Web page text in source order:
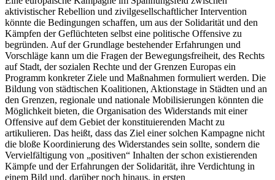
aktivistischer Rebellion und zivilgesellschaftlicher Intervention
könnte die Bedingungen schaffen, um aus der Solidarität und den
Kämpfen der Geflüchteten selbst eine politische Offensive zu
begründen. Auf der Grundlage bestehender Erfahrungen und
Vorschläge kann um die Fragen der Bewegungsfreiheit, des Rechts
auf Stadt, der sozialen Rechte und der Grenzen Europas ein
Programm konkreter Ziele und Maßnahmen formuliert werden. Die
Bildung von städtischen Koalitionen, Aktionstage in Städten und an
den Grenzen, regionale und nationale Mobilisierungen könnten die
Möglichkeit bieten, die Organisation des Widerstands mit einer
Offensive auf dem Gebiet der konstituierenden Macht zu
artikulieren. Das heißt, dass das Ziel einer solchen Kampagne nicht
die bloße Koordinierung des Widerstandes sein sollte, sondern die
Vervielfältigung von „positiven“ Inhalten der schon existierenden
Kämpfe und der Erfahrungen der Solidarität, ihre Verdichtung in
einem Bild und, darüber noch hinaus, in ersten